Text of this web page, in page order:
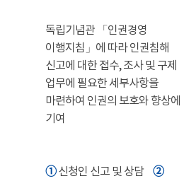
독립기념관 「인권경영
이행지침」에 따라 인권침해
신고에 대한 접수, 조사 및 구제
업무에 필요한 세부사항을
마련하여 인권의 보호와 향상에
기여
➀신청인 신고 및 상담 ➁